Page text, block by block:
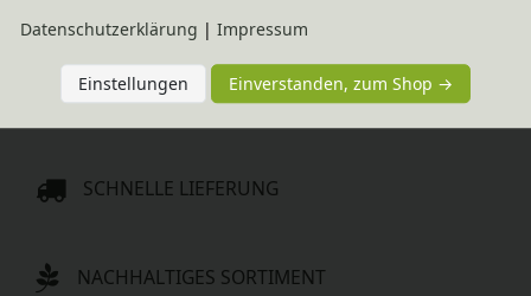
Korken-Armbrust Ritterschwert
SCHNELLE LIEFERUNG
NACHHALTIGES SORTIMENT
Daten­schutz­erklärung | Impressum
Einstellungen Einverstanden, zum Shop →